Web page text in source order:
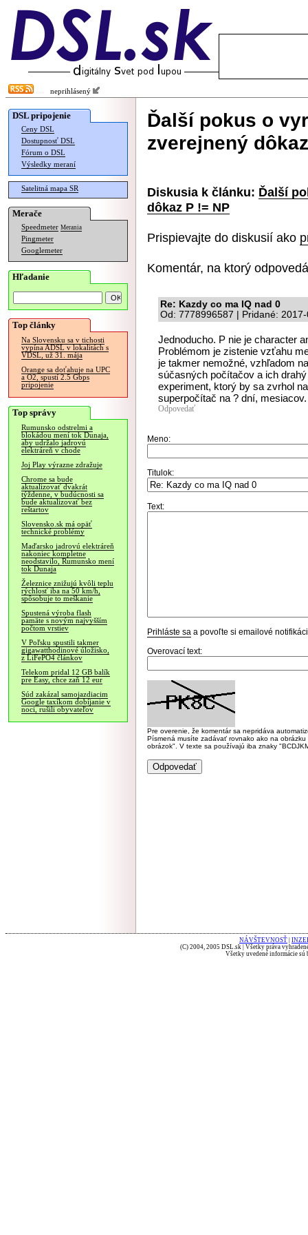
neprihlásený
DSL pripojenie
Ceny DSL
Dostupnosť DSL
Fórum o DSL
Výsledky meraní
Satelitná mapa SR
Merače
Speedmeter Merania
Pingmeter
Googlemeter
Hľadanie
Top články
Na Slovensku sa v tichosti
vypína ADSL v lokalitách s
VDSL, už 31. mája
Orange sa doťahuje na UPC
a O2, spustí 2.5 Gbps
pripojenie
Top správy
Rumunsko odstrelmi a
blokádou mení tok Dunaja,
aby udržalo jadrovú
elektráreň v chode
Joj Play výrazne zdražuje
Chrome sa bude
aktualizovať dvakrát
týždenne, v budúcnosti sa
bude aktualizovať bez
reštartov
Slovensko.sk má opäť
technické problémy
Maďarsko jadrovú elektráreň
nakoniec kompletne
neodstavilo, Rumunsko mení
tok Dunaja
Železnice znižujú kvôli teplu
rýchlosť iba na 50 km/h,
spôsobuje to meškanie
Spustená výroba flash
pamäte s novým najvyšším
počtom vrstiev
V Poľsku spustili takmer
gigawatthodinové úložisko,
z LiFePO4 článkov
Telekom pridal 12 GB balík
pre Easy, chce zaň 12 eur
Súd zakázal samojazdiacim
Google taxíkom dobíjanie v
noci, rušili obyvateľov
Ďalší pokus o
zverejnený
Diskusia k článku: Ďalší
dôkaz P != NP
Prispievajte do diskusií ako
Komentár, na ktorý
Re: Kazdy co ma IQ nad 0
Od: 7778996587 | Pridané:
Jednoducho. P nie je character
Problémom je zistenie vzťahu
je takmer nemožné, vzhľadom
súčasných počítačov a ich
experiment, ktorý by sa zvrhol
superpočítač na ? dní,
Odpovedať
Meno:
Titulok:
Text:
Prihláste sa a povoľte si emailové
Overovací text:
Pre overenie, že komentár sa nepridáva
Písmená musíte zadávať rovnako ako na
obrázok". V texte sa používajú iba znaky
NÁVŠTEVNOSŤ
(C) 2004, 2005 DSL.sk | Všetky práva
Všetky uvedené informácie sú